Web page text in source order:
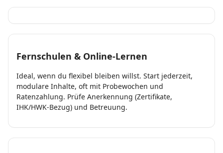
Fernschulen & Online-Lernen
Ideal, wenn du flexibel bleiben willst. Start jederzeit,
modulare Inhalte, oft mit Probewochen und
Ratenzahlung. Prüfe Anerkennung (Zertifikate,
IHK/HWK-Bezug) und Betreuung.